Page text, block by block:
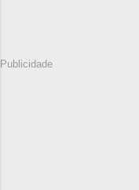
Publicidade